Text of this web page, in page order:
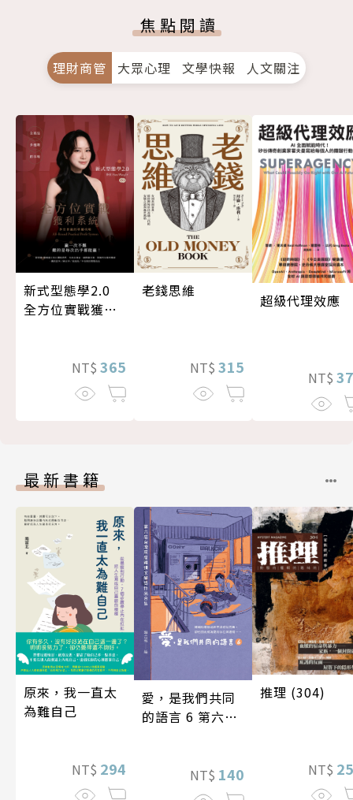
焦點閱讀
理財商管 大眾心理 文學快報 人文關注
新式型態學2.0
全方位實戰獲利
NT$ 365
老錢思維
NT$ 315
超級代理效應
NT$
最新書籍
原來，我一直太
為難自己
NT$ 294
愛，是我們共同
的語言 6 第六屆
NT$ 140
推理 (304)
NT$